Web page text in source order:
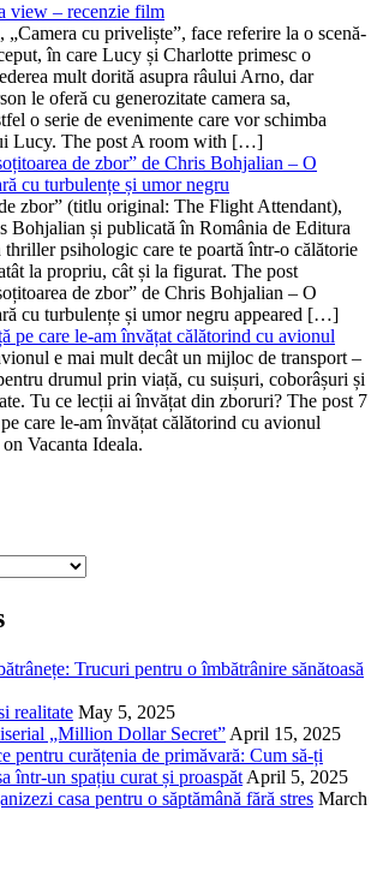
view – recenzie film
cu priveliște”, face referire la o scenă-
în care Lucy și Charlotte primesc o
mult dorită asupra râului Arno, dar
le oferă cu generozitate camera sa,
o serie de evenimente care vor schimba
Lucy. The post A room with […]
de zbor” de Chris Bohjalian – O
cu turbulențe și umor negru
zbor” (titlu original: The Flight Attendant),
Bohjalian și publicată în România de Editura
psihologic care te poartă într-o călătorie
la propriu, cât și la figurat. The post
de zbor” de Chris Bohjalian – O
cu turbulențe și umor negru appeared […]
pe care le-am învățat călătorind cu avionul
e mai mult decât un mijloc de transport –
drumul prin viață, cu suișuri, coborâșuri și
Tu ce lecții ai învățat din zboruri? The post 7
care le-am învățat călătorind cu avionul
Vacanta Ideala.
Trucuri pentru o îmbătrânire sănătoasă
realitate May 5, 2025
„Million Dollar Secret” April 15, 2025
pentru curățenia de primăvară: Cum să-ți
într-un spațiu curat și proaspăt April 5, 2025
casa pentru o săptămână fără stres March